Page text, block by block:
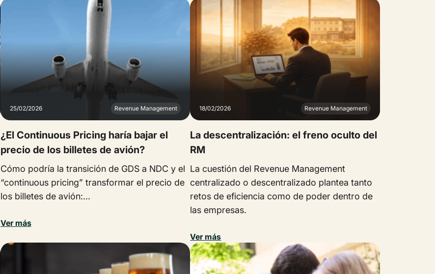
25/02/2026 Revenue Management
¿El Continuous Pricing haría bajar el
precio de los billetes de avión?
Cómo podría la transición de GDS a NDC y el
“continuous pricing” transformar el precio de
los billetes de avión:...
Ver más
18/02/2026 Revenue Management
La descentralización: el freno oculto del
RM
La cuestión del Revenue Management
centralizado o descentralizado plantea tanto
retos de eficiencia como de poder dentro de
las empresas.
Ver más